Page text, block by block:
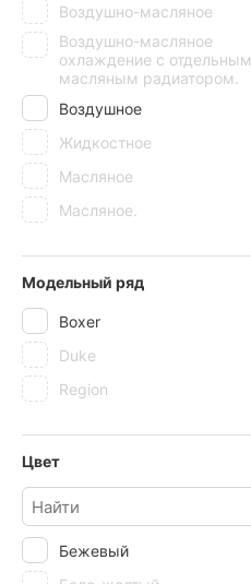
Воздушно-масляное
Воздушно-масляное
охлаждение с отдельным
масляным радиатором.
Воздушное
Жидкостное
Масляное
Масляное.
Модельный ряд
Boxer
Duke
Region
Цвет
Бежевый